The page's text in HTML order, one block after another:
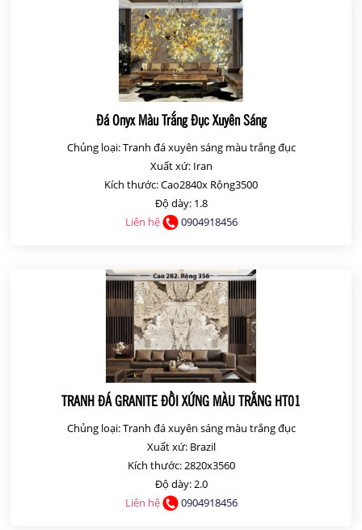
Đá Onyx Màu Trắng Đục Xuyên Sáng
Chủng loại: Tranh đá xuyên sáng màu trắng đục
Xuất xứ: Iran
Kích thước: Cao2840x Rộng3500
Độ dày: 1.8
Liên hệ
0904918456
TRANH ĐÁ GRANITE ĐỐI XỨNG MÀU TRẮNG HT01
Chủng loại: Tranh đá xuyên sáng màu trắng đục
Xuất xứ: Brazil
Kích thước: 2820x3560
Độ dày: 2.0
Liên hệ
0904918456